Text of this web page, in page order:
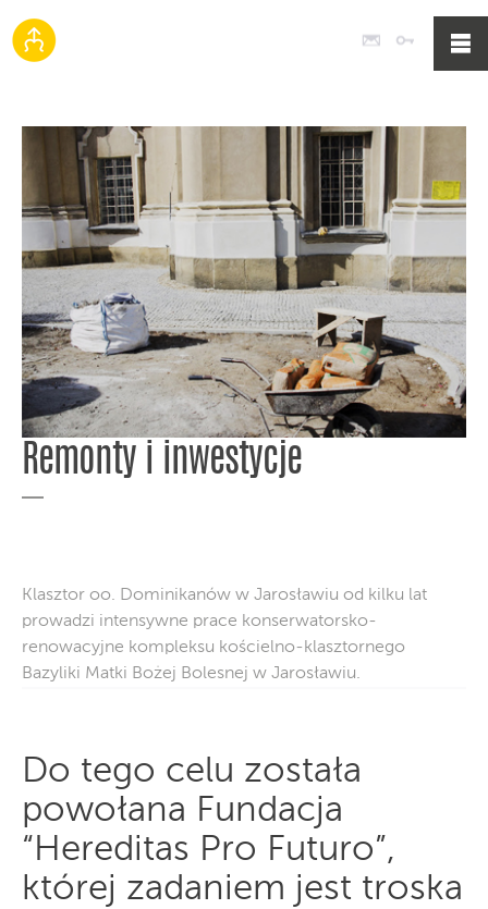
Poczta
Remonty i inwestycje
Klasztor oo. Dominikanów w Jarosławiu od kilku lat
prowadzi intensywne prace konserwatorsko-
renowacyjne kompleksu kościelno-klasztornego
Bazyliki Matki Bożej Bolesnej w Jarosławiu.
Do tego celu została
powołana Fundacja
“Hereditas Pro Futuro”,
której zadaniem jest troska